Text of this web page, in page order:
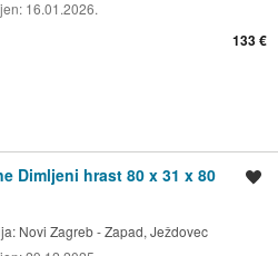
16.01.2026.
133 €
Dimljeni hrast 80 x 31 x 80
Novi Zagreb - Zapad, Ježdovec